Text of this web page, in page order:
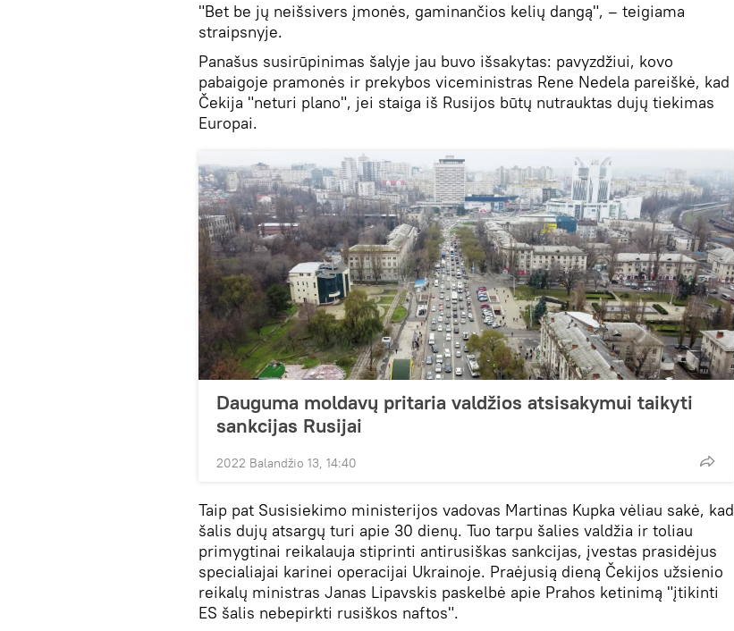
"Bet be jų neišsivers įmonės, gaminančios kelių dangą", – teigiama
straipsnyje.
Panašus susirūpinimas šalyje jau buvo išsakytas: pavyzdžiui, kovo
pabaigoje pramonės ir prekybos viceministras Rene Nedela pareiškė, kad
Čekija "neturi plano", jei staiga iš Rusijos būtų nutrauktas dujų tiekimas
Europai.
Dauguma moldavų pritaria valdžios atsisakymui taikyti
sankcijas Rusijai
2022 Balandžio 13, 14:40
Taip pat Susisiekimo ministerijos vadovas Martinas Kupka vėliau sakė, kad
šalis dujų atsargų turi apie 30 dienų. Tuo tarpu šalies valdžia ir toliau
primygtinai reikalauja stiprinti antirusiškas sankcijas, įvestas prasidėjus
specialiajai karinei operacijai Ukrainoje. Praėjusią dieną Čekijos užsienio
reikalų ministras Janas Lipavskis paskelbė apie Prahos ketinimą "įtikinti
ES šalis nebepirkti rusiškos naftos".